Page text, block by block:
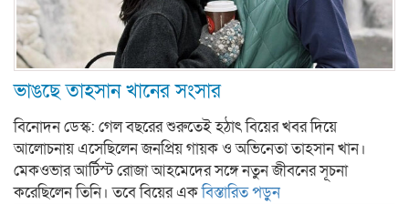
ভাঙছে তাহসান খানের সংসার
বিনোদন ডেস্ক: গেল বছরের শুরুতেই হঠাৎ বিয়ের খবর দিয়ে
আলোচনায় এসেছিলেন জনপ্রিয় গায়ক ও অভিনেতা তাহসান খান।
মেকওভার আর্টিস্ট রোজা আহমেদের সঙ্গে নতুন জীবনের সূচনা
করেছিলেন তিনি। তবে বিয়ের একবিস্তারিত পড়ুন